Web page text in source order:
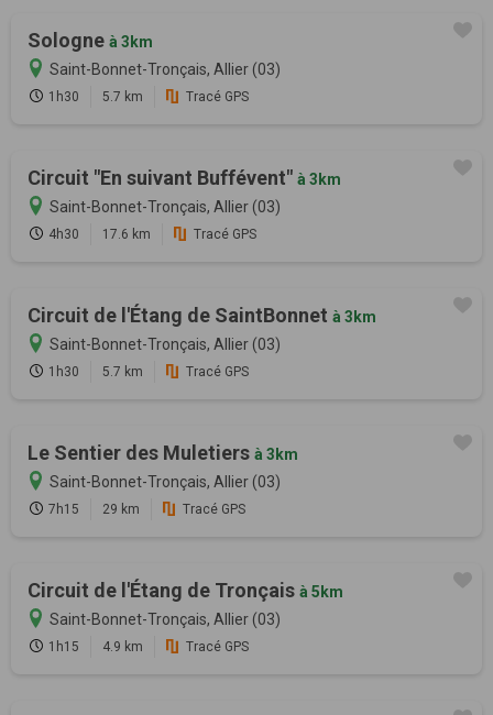
Sologne à 3km
Saint-Bonnet-Tronçais, Allier (03)
1h30 5.7 km Tracé GPS
Circuit "En suivant Buffévent" à 3km
Saint-Bonnet-Tronçais, Allier (03)
4h30 17.6 km Tracé GPS
Circuit de l'Étang de SaintBonnet à 3km
Saint-Bonnet-Tronçais, Allier (03)
1h30 5.7 km Tracé GPS
Le Sentier des Muletiers à 3km
Saint-Bonnet-Tronçais, Allier (03)
7h15 29 km Tracé GPS
Circuit de l'Étang de Tronçais à 5km
Saint-Bonnet-Tronçais, Allier (03)
1h15 4.9 km Tracé GPS